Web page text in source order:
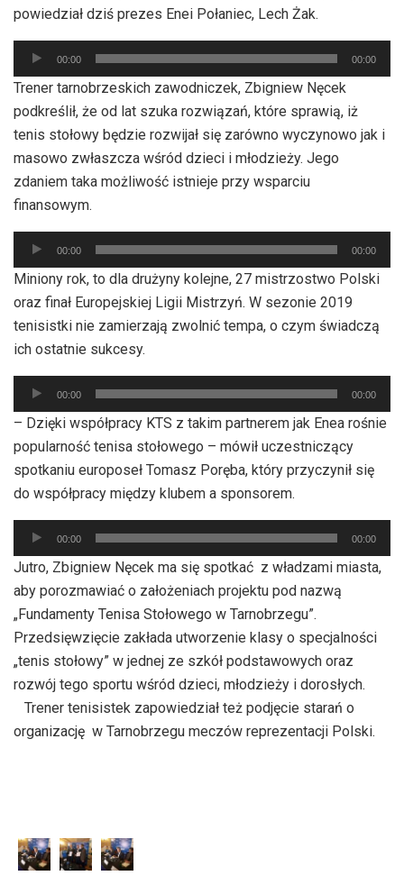
powiedział dziś prezes Enei Połaniec, Lech Żak.
Odtwarzacz
plików
dźwiękowych
00:00 00:00
Trener tarnobrzeskich zawodniczek, Zbigniew Nęcek
podkreślił, że od lat szuka rozwiązań, które sprawią, iż
tenis stołowy będzie rozwijał się zarówno wyczynowo jak i
masowo zwłaszcza wśród dzieci i młodzieży. Jego
zdaniem taka możliwość istnieje przy wsparciu
finansowym.
Odtwarzacz
plików
dźwiękowych
00:00 00:00
Miniony rok, to dla drużyny kolejne, 27 mistrzostwo Polski
oraz finał Europejskiej Ligii Mistrzyń. W sezonie 2019
tenisistki nie zamierzają zwolnić tempa, o czym świadczą
ich ostatnie sukcesy.
Odtwarzacz
plików
dźwiękowych
00:00 00:00
– Dzięki współpracy KTS z takim partnerem jak Enea rośnie
popularność tenisa stołowego – mówił uczestniczący
spotkaniu europoseł Tomasz Poręba, który przyczynił się
do współpracy między klubem a sponsorem.
Odtwarzacz
plików
dźwiękowych
00:00 00:00
Jutro, Zbigniew Nęcek ma się spotkać z władzami miasta,
aby porozmawiać o założeniach projektu pod nazwą
„Fundamenty Tenisa Stołowego w Tarnobrzegu”.
Przedsięwzięcie zakłada utworzenie klasy o specjalności
„tenis stołowy” w jednej ze szkół podstawowych oraz
rozwój tego sportu wśród dzieci, młodzieży i dorosłych.
Trener tenisistek zapowiedział też podjęcie starań o
organizację w Tarnobrzegu meczów reprezentacji Polski.